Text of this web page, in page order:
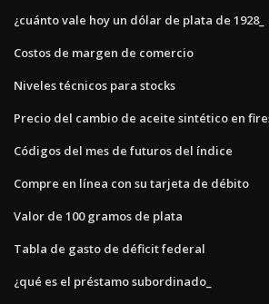
¿cuánto vale hoy un dólar de plata de 1928_
Costos de margen de comercio
Niveles técnicos para stocks
Precio del cambio de aceite sintético en
Códigos del mes de futuros del índice
Compre en línea con su tarjeta de débito
Valor de 100 gramos de plata
Tabla de gasto de déficit federal
¿qué es el préstamo subordinado_